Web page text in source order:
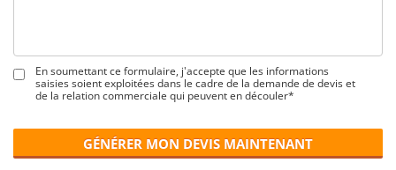
En soumettant ce formulaire, j'accepte que les informations
saisies soient exploitées dans le cadre de la demande de devis et
de la relation commerciale qui peuvent en découler*
GÉNÉRER MON DEVIS MAINTENANT